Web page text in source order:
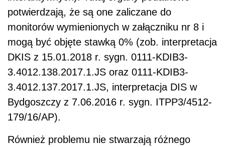
potwierdzają, że są one zaliczane do
monitorów wymienionych w załączniku nr 8 i
mogą być objęte stawką 0% (zob. interpretacja
DKIS z 15.01.2018 r. sygn. 0111-KDIB3-
3.4012.138.2017.1.JS oraz 0111-KDIB3-
3.4012.137.2017.1.JS, interpretacja DIS w
Bydgoszczy z 7.06.2016 r. sygn. ITPP3/4512-
179/16/AP).
Również problemu nie stwarzają różnego